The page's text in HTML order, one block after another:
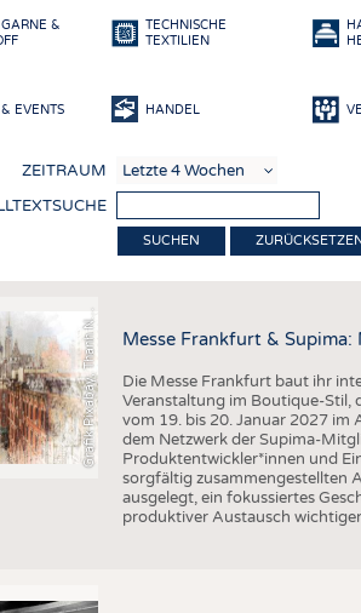
&
TECHNISCHE
TEXTILIEN
EVENTS HANDEL
ZEITRAUM
r
a
f
i
k
P
i
x
a
b
a
y
,
T
h
a
n
h
N
g
u
y
e
n
S
l Messe Frankfurt &
Die Messe Frankfurt baut ihr
Veranstaltung im Boutique-Stil,
vom 19. bis 20. Januar 2027 im
dem Netzwerk der Supima-
Produktentwickler*innen und
sorgfältig zusammengestellten
ausgelegt, ein fokussiertes
produktiver Austausch